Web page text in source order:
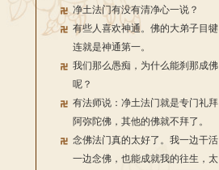
净土法门有没有清净心一说？
有些人喜欢神通。佛的大弟子目犍
连就是神通第一。
我们那么愚痴，为什么能刹那成佛
呢？
有法师说：净土法门就是专门礼拜
阿弥陀佛，其他的佛就不拜了。
念佛法门真的太好了。我一边干活
一边念佛，也能成就我的往生，太